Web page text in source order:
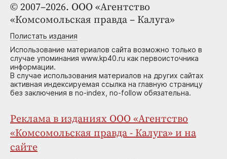
© 2007–2026. ООО «Агентство
«Комсомольская правда – Калуга»
Полистать издания
Использование материалов сайта возможно только в
случае упоминания www.kp40.ru как первоисточника
информации.
В случае использования материалов на других сайтах
активная индексируемая ссылка на главную страницу
без заключения в no-index, no-follow обязательна.
Реклама в изданиях ООО «Агентство
«Комсомольская правда - Калуга» и на
сайте